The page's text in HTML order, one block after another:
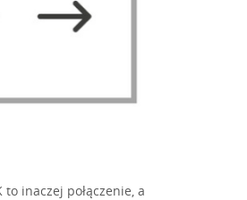
inaczej połączenie, a